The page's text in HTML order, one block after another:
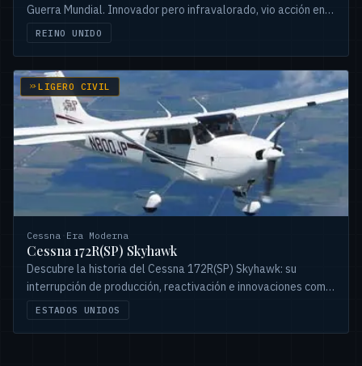
Guerra Mundial. Innovador pero infravalorado, vio acción en
frentes secundarios y rompió récords.
REINO UNIDO
LIGERO CIVIL
Cessna Era Moderna
Cessna 172R(SP) Skyhawk
Descubre la historia del Cessna 172R(SP) Skyhawk: su
interrupción de producción, reactivación e innovaciones como
el Garmin G1000. Un icono de la aviación.
ESTADOS UNIDOS